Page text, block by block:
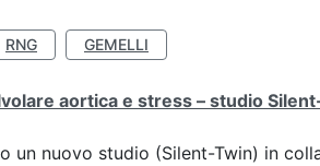
RNG GEMELLI
aortica e stress – studio
un nuovo studio (Silent-Twin) in